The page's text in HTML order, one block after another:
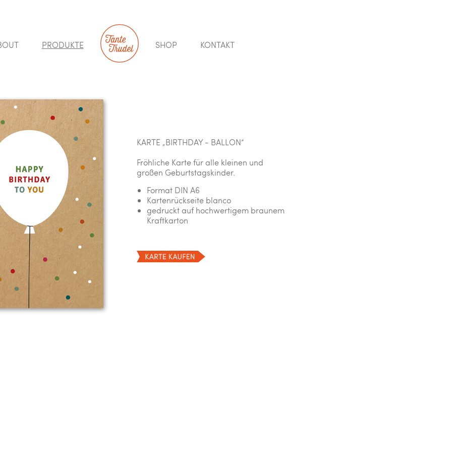
PRODUKTE SHOP KONTAKT
KARTE „BIRTHDAY - BALLON“
Fröhliche Karte für alle kleinen und
großen Geburtstagskinder.
Format DIN A6
Kartenrückseite blanco
gedruckt auf hochwertigem braunem
Kraftkarton